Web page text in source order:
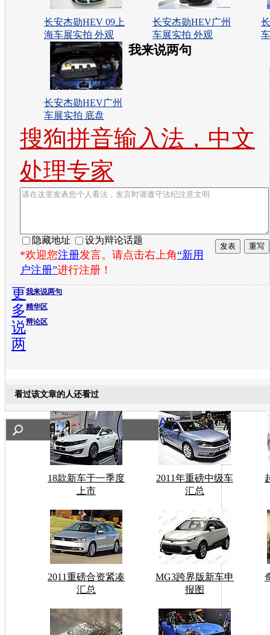
长安杰勋HEV 09上
海车展实拍 外观
长安杰勋HEV广州
车展实拍 外观
长安杰勋HEV广州
车展实拍 底盘
我来说两句
搜狗拼音输入法，中文
处理专家
隐藏地址 设为辩论话题
*欢迎您注册发言。请点击右上角“新用
户注册”进行注册！
我来说两句
精华区
辩论区
更
多
说
两
看过该文章的人还看过
18款新车于一季度
上市
2011年重磅中级车
汇总
2011重磅合资紧凑
汇总
MG3跨界版新车申
报图